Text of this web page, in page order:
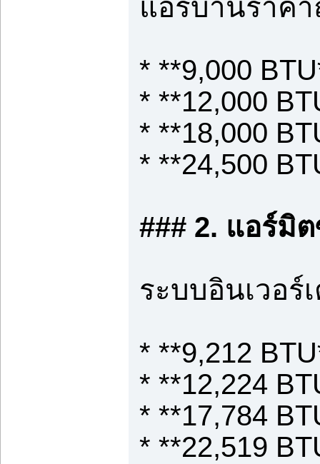
แอร์บ้านราค
* **9,000
* **12,000
* **18,000
* **24,500
### 2. แอร์มิ
ระบบอินเวอร์
* **9,212
* **12,224
* **17,784
* **22,519